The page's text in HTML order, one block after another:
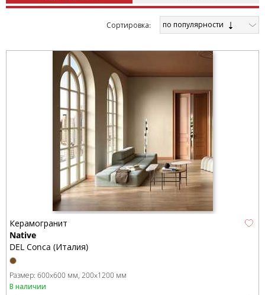
Cортировка: по популярности
Керамогранит
Native
DEL Conca (Италия)
Размер: 600x600 мм 200x1200 мм
В наличии